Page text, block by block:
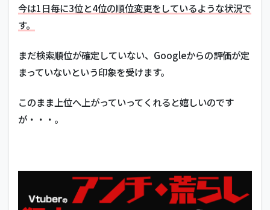
上がって
今は1日毎に3位と4位の順位変更をしているような状況で
す。
まだ検索順位が確定していない、Googleからの評価が定
まっていないという印象を受けます。
このまま上位へ上がっていってくれると嬉しいのです
が・・・。